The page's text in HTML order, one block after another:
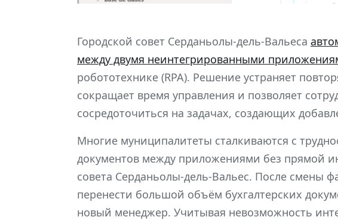
Городской совет Серданьолы-дель-Вальеса
между двумя неинтегрированными
робототехнике (RPA). Решение устраняет
сокращает время управления и позволяет
сосредоточиться на задачах, создающих
Многие муниципалитеты сталкиваются с
документов между приложениями без прямой
совета Серданьолы-дель-Вальес. После смены
перенести большой объём бухгалтерских
новый менеджер. Учитывая невозможность